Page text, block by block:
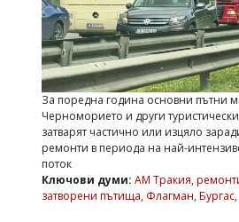
v.vasilev@flagman.bg
Касабова,
k.kassabova@flagman.bg
Главен
редактор:
office@flagman.bg
Коментарите
За поредна година основни пътни
Черноморието и други
затварят частично или изцяло
ремонти в периода на най-
поток
Ключови думи: АМ Тракия,
затворени пътища, Флагман, Бургас,